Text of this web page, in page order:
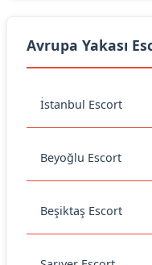
Avrupa Yakası
İstanbul Escort
Beyoğlu Escort
Beşiktaş Escort